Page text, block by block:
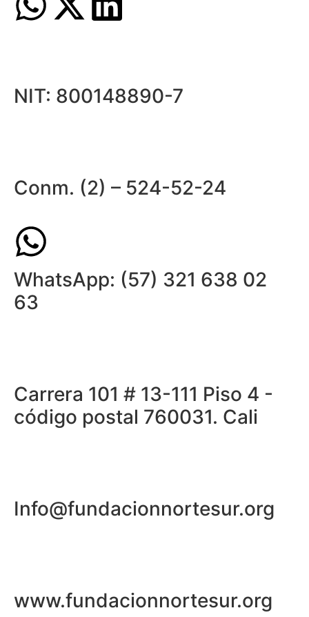
NIT: 800148890-7
Conm. (2) – 524-52-24
WhatsApp: (57) 321 638 02
63
Carrera 101 # 13-111 Piso 4 -
código postal 760031. Cali
Info@fundacionnortesur.org
www.fundacionnortesur.org